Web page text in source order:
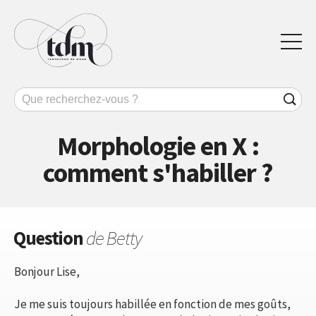
Morphologie en X :
comment s'habiller ?
Questionde Betty
Bonjour Lise,
Je me suis toujours habillée en fonction de mes goûts,